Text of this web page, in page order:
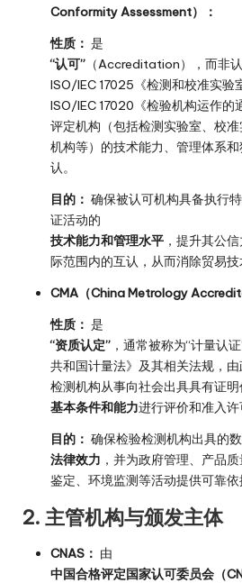
Conformity Assessment）：
性质： 是
“认可” （Accreditation），而非
ISO/IEC 17025《检测和校准实验
ISO/IEC 17020《检验机构运作的
评定机构（包括检测实验室、校
机构等）的技术能力、管理体系
认。
目的： 确保被认可机构具备执行
证活动的
技术能力和管理水平 ，提升其公
际范围内的互认，从而消除贸易技
CMA（China Metrology
性质： 是
“资质认定” ，通常被称为“计量认
共和国计量法》及其相关法规，
检测机构从事向社会出具具有证
基本条件和能力进行评价和准入许
目的： 确保检验检测机构出具的
法律效力 ，并为政府管理、产品
鉴定、环境监测等活动提供可靠依
2. 主管机构与颁发主体
CNAS： 由
中国合格评定国家认可委员会（